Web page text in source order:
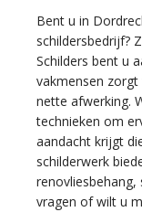
Bent u in
schildersbedrijf?
Schilders bent u
vakmensen
nette afwerking.
technieken om
aandacht krijgt
schilderwerk
renovliesbehang,
vragen of wilt u